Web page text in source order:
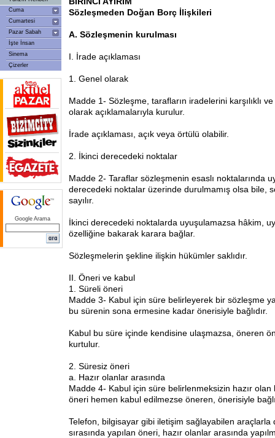
Cuma
Cumartesi
Pazar Sabah
İşte İnsan
Sinema
Çizerler
Google Arama
Sözleşmeden Doğan Borç İlişkileri
A. Sözleşmenin kurulması
I. İrade açıklaması
1. Genel olarak
Madde 1- Sözleşme, tarafların iradelerini karşılıklı
olarak açıklamalarıyla kurulur.
İrade açıklaması, açık veya örtülü olabilir.
2. İkinci derecedeki noktalar
Madde 2- Taraflar sözleşmenin esaslı noktalarında
derecedeki noktalar üzerinde durulmamış olsa bile,
sayılır.
İkinci derecedeki noktalarda uyuşulamazsa hâkim,
özelliğine bakarak karara bağlar.
Sözleşmelerin şekline ilişkin hükümler saklıdır.
II. Öneri ve kabul
1. Süreli öneri
Madde 3- Kabul için süre belirleyerek bir sözleşme
bu sürenin sona ermesine kadar önerisiyle bağlıdır.
Kabul bu süre içinde kendisine ulaşmazsa, öneren
kurtulur.
2. Süresiz öneri
a. Hazır olanlar arasında
Madde 4- Kabul için süre belirlenmeksizin hazır olan
öneri hemen kabul edilmezse öneren, önerisiyle
Telefon, bilgisayar gibi iletişim sağlayabilen araçlarla
sırasında yapılan öneri, hazır olanlar arasında